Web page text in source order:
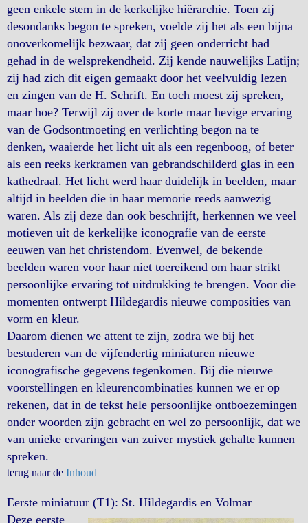
geen enkele stem in de kerkelijke hiërarchie. Toen zij
desondanks begon te spreken, voelde zij het als een bijna
onoverkomelijk bezwaar, dat zij geen onderricht had
gehad in de welsprekendheid. Zij kende nauwelijks Latijn;
zij had zich dit eigen gemaakt door het veelvuldig lezen
en zingen van de H. Schrift. En toch moest zij spreken,
maar hoe? Terwijl zij over de korte maar hevige ervaring
van de Godsontmoeting en verlichting begon na te
denken, waaierde het licht uit als een regenboog, of beter
als een reeks kerkramen van gebrandschilderd glas in een
kathedraal. Het licht werd haar duidelijk in beelden, maar
altijd in beelden die in haar memorie reeds aanwezig
waren. Als zij deze dan ook beschrijft, herkennen we veel
motieven uit de kerkelijke iconografie van de eerste
eeuwen van het christendom. Evenwel, de bekende
beelden waren voor haar niet toereikend om haar strikt
persoonlijke ervaring tot uitdrukking te brengen. Voor die
momenten ontwerpt Hildegardis nieuwe composities van
vorm en kleur.
Daarom dienen we attent te zijn, zodra we bij het
bestuderen van de vijfendertig miniaturen nieuwe
iconografische gegevens tegenkomen. Bij die nieuwe
voorstellingen en kleurencombinaties kunnen we er op
rekenen, dat in de tekst hele persoonlijke ontboezemingen
onder woorden zijn gebracht en wel zo persoonlijk, dat we
van unieke ervaringen van zuiver mystiek gehalte kunnen
spreken.
terug naar de Inhoud
Eerste miniatuur (T1): St. Hildegardis en Volmar
Deze eerste